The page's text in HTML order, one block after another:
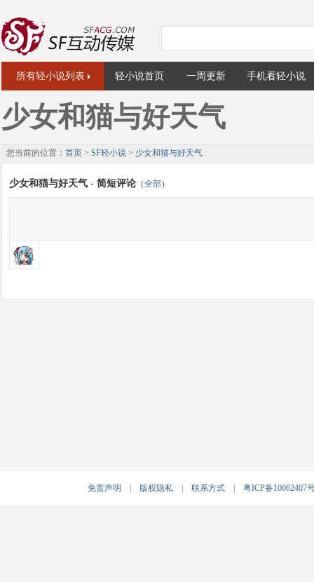
所有轻小说列表 轻小说首页 一周更新 手机看轻小说
少女和猫与好天气
您当前的位置： 首页 > SF轻小说 > 少女和猫与好天气
少女和猫与好天气 - 简短评论 （全部）
免责声明 版权隐私 联系方式 粤ICP备10062407